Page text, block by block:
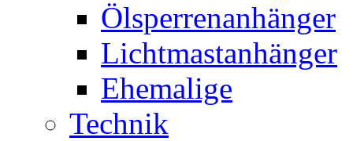
Ölsperrenanhänger
Lichtmastanhänger
Ehemalige
Technik